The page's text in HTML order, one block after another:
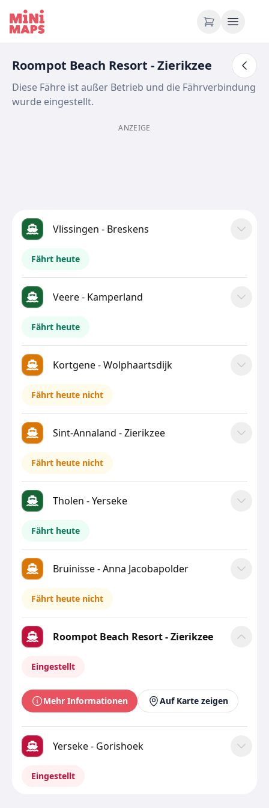
Zum Inhalt springen
Roompot Beach Resort - Zierikzee
Diese Fähre ist außer Betrieb und die Fährverbindung
wurde eingestellt.
ANZEIGE
Vlissingen - Breskens
Fährt heute
Veere - Kamperland
Fährt heute
Kortgene - Wolphaartsdijk
Fährt heute nicht
Sint-Annaland - Zierikzee
Fährt heute nicht
Tholen - Yerseke
Fährt heute
Bruinisse - Anna Jacobapolder
Fährt heute nicht
Roompot Beach Resort - Zierikzee
Eingestellt
Mehr Informationen Auf Karte zeigen
Yerseke - Gorishoek
Eingestellt